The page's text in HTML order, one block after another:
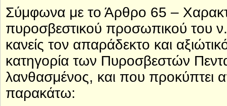
Σύμφωνα με το Άρθρο 65 –
πυροσβεστικού προσωπικού του
κανείς τον απαράδεκτο και
κατηγορία των Πυροσβεστών
λανθασμένος, και που προκύπτει
παρακάτω: